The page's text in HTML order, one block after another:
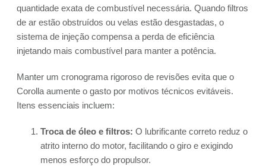
quantidade exata de combustível necessária. Quando filtros
de ar estão obstruídos ou velas estão desgastadas, o
sistema de injeção compensa a perda de eficiência
injetando mais combustível para manter a potência.
Manter um cronograma rigoroso de revisões evita que o
Corolla aumente o gasto por motivos técnicos evitáveis.
Itens essenciais incluem:
Troca de óleo e filtros: O lubrificante correto reduz o
atrito interno do motor, facilitando o giro e exigindo
menos esforço do propulsor.